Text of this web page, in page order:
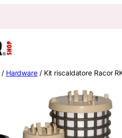
/ Hardware/ Kit riscaldatore Racor